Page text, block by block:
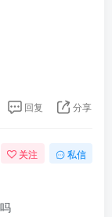
回复 分享
关注 私信